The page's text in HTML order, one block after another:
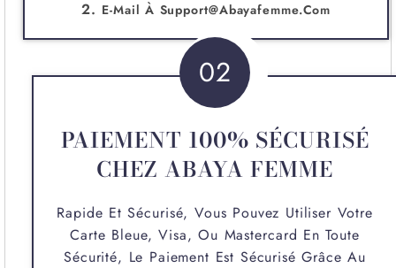
E-Mail À Support@abayafemme.com
02
PAIEMENT 100% SÉCURISÉ
CHEZ ABAYA FEMME
Rapide Et Sécurisé, Vous Pouvez Utiliser Votre
Carte Bleue, Visa, Ou Mastercard En Toute
Sécurité, Le Paiement Est Sécurisé Grâce Au